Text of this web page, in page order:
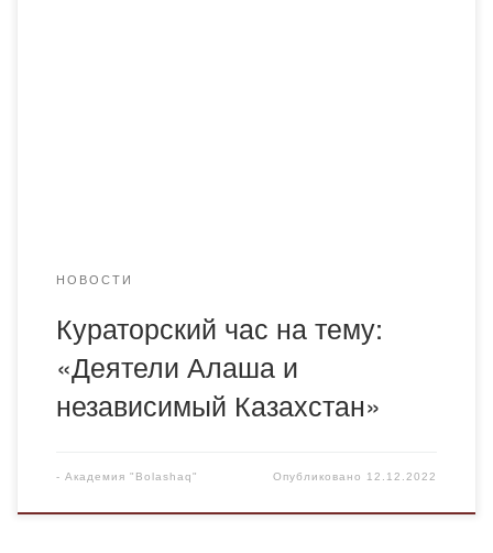
НОВОСТИ
Кураторский час на тему:
«Деятели Алаша и
независимый Казахстан»
- Академия "Bolashaq" Опубликовано 12.12.2022